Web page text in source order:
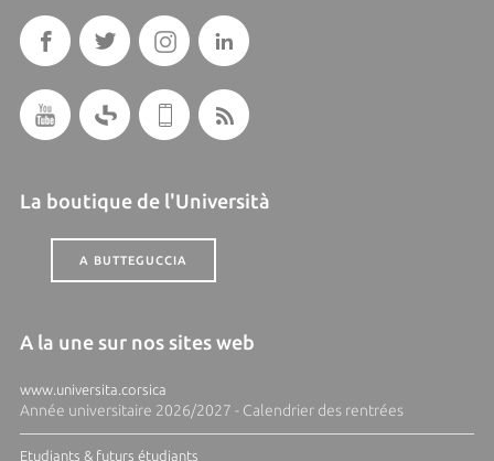
La boutique de l'Università
A BUTTEGUCCIA
A la une sur nos sites web
www.universita.corsica
Année universitaire 2026/2027 - Calendrier des rentrées
Etudiants & futurs étudiants